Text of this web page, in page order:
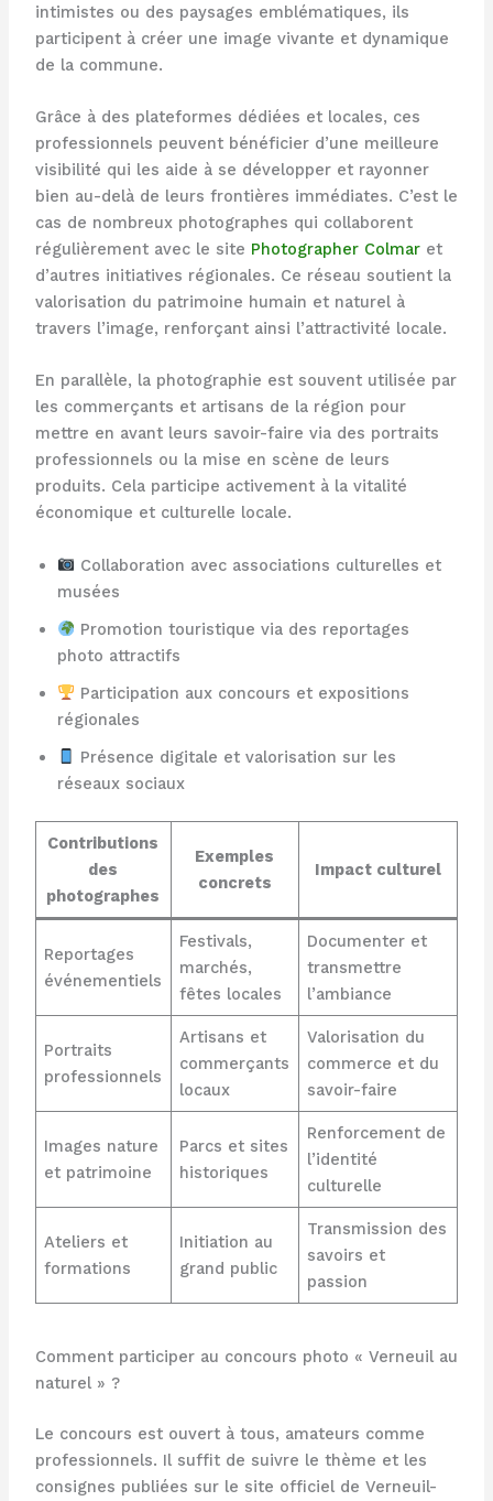
intimistes ou des paysages emblématiques, ils
participent à créer une image vivante et dynamique
de la commune.
Grâce à des plateformes dédiées et locales, ces
professionnels peuvent bénéficier d’une meilleure
visibilité qui les aide à se développer et rayonner
bien au-delà de leurs frontières immédiates. C’est le
cas de nombreux photographes qui collaborent
régulièrement avec le site Photographer Colmaret
d’autres initiatives régionales. Ce réseau soutient la
valorisation du patrimoine humain et naturel à
travers l’image, renforçant ainsi l’attractivité locale.
En parallèle, la photographie est souvent utilisée par
les commerçants et artisans de la région pour
mettre en avant leurs savoir-faire via des portraits
professionnels ou la mise en scène de leurs
produits. Cela participe activement à la vitalité
économique et culturelle locale.
Collaboration avec associations culturelles et
musées
Promotion touristique via des reportages
photo attractifs
Participation aux concours et expositions
régionales
Présence digitale et valorisation sur les
réseaux sociaux
Contributions
des
photographes
Exemples
concrets
Impact culturel
Reportages
événementiels
Festivals,
marchés,
fêtes locales
Documenter et
transmettre
l’ambiance
Portraits
professionnels
Artisans et
commerçants
locaux
Valorisation du
commerce et du
savoir-faire
Images nature
et patrimoine
Parcs et sites
historiques
Renforcement de
l’identité
culturelle
Ateliers et
formations
Initiation au
grand public
Transmission des
savoirs et
passion
Comment participer au concours photo « Verneuil au
naturel » ?
Le concours est ouvert à tous, amateurs comme
professionnels. Il suffit de suivre le thème et les
consignes publiées sur le site officiel de Verneuil-